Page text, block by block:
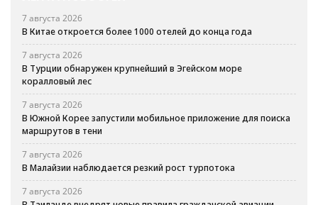
7 августа 2026
В Китае откроется более 1000 отелей до конца года
7 августа 2026
В Турции обнаружен крупнейший в Эгейском море
коралловый лес
7 августа 2026
В Южной Корее запустили мобильное приложение для поиска
маршрутов в тени
7 августа 2026
В Малайзии наблюдается резкий рост турпотока
7 августа 2026